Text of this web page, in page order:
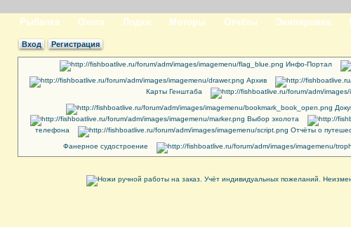
Рыбалка Охота Лодки Моторы Отчёты Экипировка
Вход Регистрация
Инфо-Портал
Архив
Карты Генштаба
Выбор эхолота
телефона
Отчёты о
Фанерное судостроение